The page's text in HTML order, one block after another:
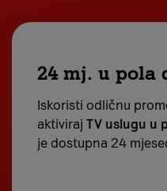
24 mj. u pola
Iskoristi odličnu
aktiviraj TV uslugu u
je dostupna 24